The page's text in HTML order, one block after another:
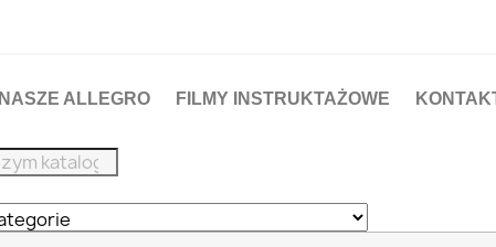
NASZE ALLEGRO FILMY INSTRUKTAŻOWE